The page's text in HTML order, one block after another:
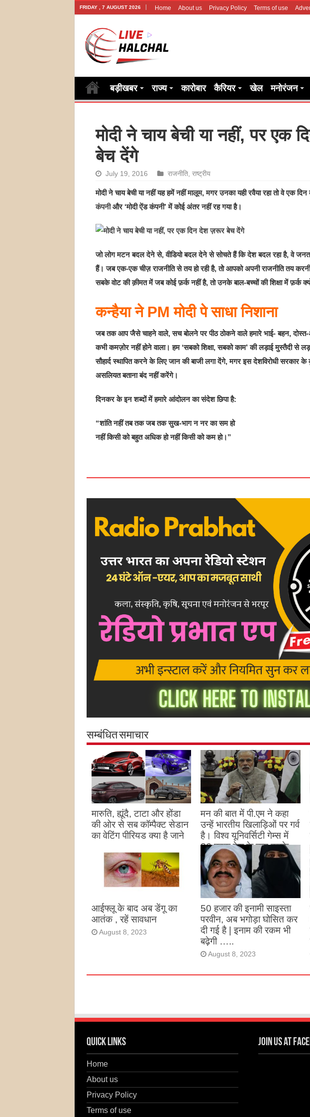
FRIDAY , 7 AUGUST 2026 Home About us Privacy Policy Terms of use
बड़ीखबर राज्य कारोबार कैरियर खेल मनोरंजन
मोदी ने चाय बेची या नहीं, पर एक
बेच देंगे
July 19, 2016 राजनीति, राष्ट्रीय
मोदी ने चाय बेची या नहीं यह हमें नहीं मालूम, मगर उनका यही रवैया रहा तो वे एक
कंपनीऔर ‘मोदी ऐंड कंपनी’ में कोई अंतर नहीं रह गया है।
जो लोग मटन बदल देने से, वीडियो बदल देने से सोचते हैं कि देश बदल रहा है, वे
हैं। जब एक-एक चीज़ राजनीति से तय हो रही है, तोे आपको अपनी राजनीति तय
सबके वोट की क़ीमत में जब कोई फ़र्क नहीं है, तो उनके बाल-बच्चों की शिक्षा में फ़र्क
कन्हैया ने PM मोदी पे साधा निशाना
जब तक आप जैसे चाहने वाले, सच बोलने पर पीठ ठोकने वाले हमारे भाई- बहन, दोस्त-
कभी कमज़ोर नहीं होने वाला। हम ‘सबको शिक्षा, सबको काम’ की लड़ाई मुस्तैदी से
सौहार्द स्थापित करने के लिए जान की बाजी लगा देंगे, मगर इस देशविरोधी सरकार के
असलियत बताना बंद नहीं करेंगे।
दिनकर के इन शब्दों में हमारे आंदोलन का संदेश छिपा है:
“शांति नहीं तब तक जब तक सुख-भाग न नर का सम हो
नहीं किसी को बहुत अधिक हो नहीं किसी को कम हो।”
सम्बंधित समाचार
मारुति, ह्यूंदै, टाटा और होंडा
की ओर से सब कॉम्पैक्ट सेडान
का वेटिंग पीरियड क्या है जाने
मन की बात में पी.एम ने कहा
उन्हें भारतीय खिलाड़िओं पर गर्व
है। विश्व यूनिवर्सिटी गेम्स में
26 पदक देश के नाम करके
उन्होंने देश का नाम रोशन किया
है
August 27, 2023
आईफ्लू के बाद अब डेंगू का
आतंक , रहें सावधान
August 8, 2023
50 हजार की इनामी साइस्ता
परवीन, अब भगोड़ा घोसित कर
दी गई है | इनाम की रकम भी
बढ़ेगी …..
August 8, 2023
Quick Links
Home
About us
Privacy Policy
Terms of use
Join us at